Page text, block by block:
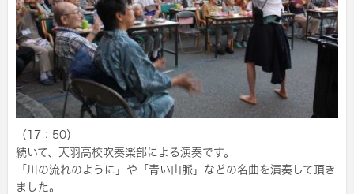
（17：50）
続いて、天羽高校吹奏楽部による演奏です。
「川の流れのように」や「青い山脈」などの名曲を演奏して頂き
ました。